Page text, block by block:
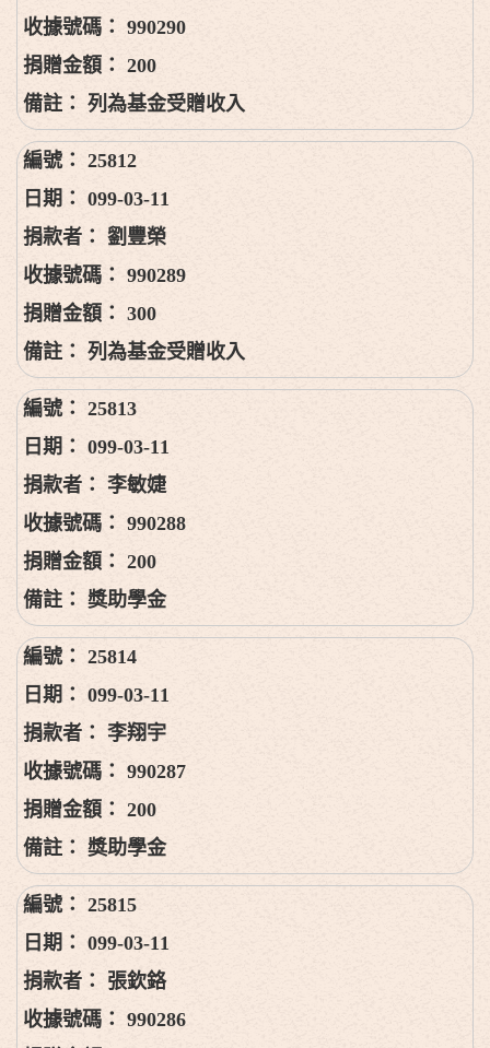
990290
200
列為基金受贈收入
25812
099-03-11
劉豐榮
990289
300
列為基金受贈收入
25813
099-03-11
李敏婕
990288
200
獎助學金
25814
099-03-11
李翔宇
990287
200
獎助學金
25815
099-03-11
張欽鉻
990286